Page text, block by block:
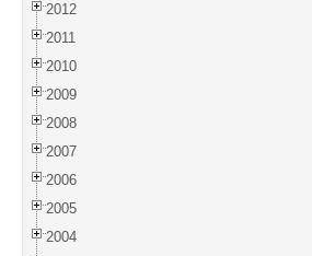
2012
2011
2010
2009
2008
2007
2006
2005
2004